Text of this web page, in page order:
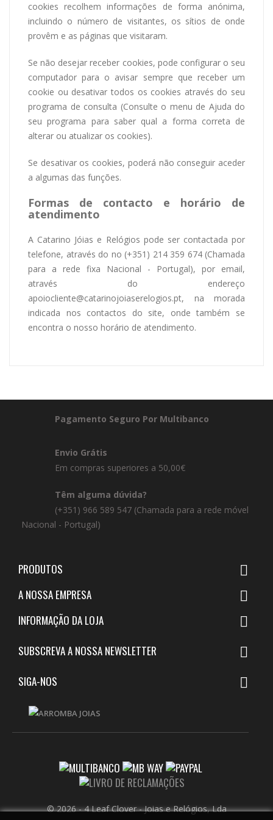
cookies recolhem informações de forma anónima,
incluindo o número de visitantes, os sítios de onde
provêm e as páginas que visitaram.
Se não desejar receber cookies, pode configurar o seu
computador para o avisar sempre que receber um
cookie ou desativar todos os cookies através do seu
programa de consulta (Consulte o menu de Ajuda do
seu programa para saber qual a forma correta de
alterar ou atualizar os cookies).
Se desativar os cookies, poderá não conseguir aceder
a algumas das funções.
Formas de contacto e horário de
atendimento
A Catarino Jóias e Relógios pode ser contactada por
telefone, através do no (+351) 214 359 674 (Chamada
para a rede fixa Nacional - Portugal), por email,
através do endereço
apoiocliente@catarinojoiaserelogios.pt, na morada
indicada nos contactos do site, onde também se
encontra o nosso horário de atendimento.
Pagamento Seguro Por Multibanco
Envio Grátis
Em compras superiores a 50,00€
Têm alguma dúvida?
(+351) 966 589 547 (Chamada para a rede móvel
Nacional - Portugal)
PRODUTOS 
A NOSSA EMPRESA 
INFORMAÇÃO DA LOJA 
SUBSCREVA A NOSSA NEWSLETTER 
SIGA-NOS 
© 2026 - 4 Leaf Clover - Joias e Relógios, Lda